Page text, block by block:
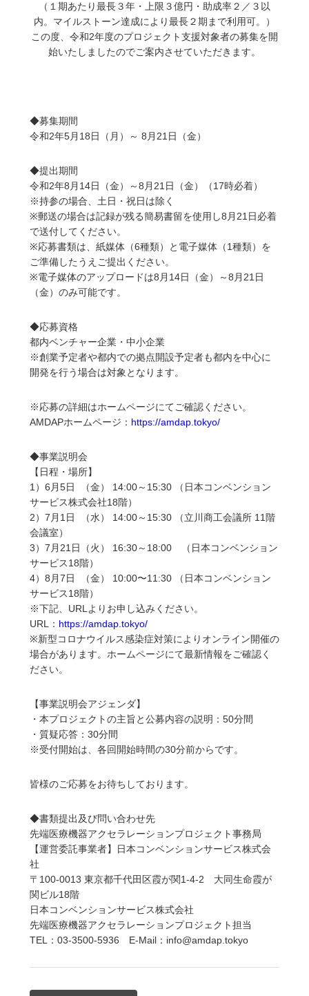
（１期あたり最長３年・上限３億円・助成率２／３以
内。マイルストーン達成により最長２期まで利用可。）
この度、令和2年度のプロジェクト支援対象者の募集を開
始いたしましたのでご案内させていただきます。
◆募集期間
令和2年5月18日（月）～ 8月21日（金）
◆提出期間
令和2年8月14日（金）～8月21日（金）（17時必着）
※持参の場合、土日・祝日は除く
※郵送の場合は記録が残る簡易書留を使用し8月21日必着
で送付してください。
※応募書類は、紙媒体（6種類）と電子媒体（1種類）を
ご準備したうえご提出ください。
※電子媒体のアップロードは8月14日（金）～8月21日
（金）のみ可能です。
◆応募資格
都内ベンチャー企業・中小企業
※創業予定者や都内での拠点開設予定者も都内を中心に
開発を行う場合は対象となります。
※応募の詳細はホームページにてご確認ください。
AMDAPホームページ： https://amdap.tokyo/
◆事業説明会
【日程・場所】
1）6月5日 （金） 14:00～15:30 （日本コンベンション
サービス株式会社18階）
2）7月1日 （水） 14:00～15:30 （立川商工会議所 11階
会議室）
3）7月21日（火） 16:30～18:00 （日本コンベンション
サービス18階）
4）8月7日 （金） 10:00〜11:30 （日本コンベンション
サービス18階）
※下記、URLよりお申し込みください。
URL： https://amdap.tokyo/
※新型コロナウイルス感染症対策によりオンライン開催の
場合があります。ホームページにて最新情報をご確認く
ださい。
【事業説明会アジェンダ】
・本プロジェクトの主旨と公募内容の説明：50分間
・質疑応答：30分間
※受付開始は、各回開始時間の30分前からです。
皆様のご応募をお待ちしております。
◆書類提出及び問い合わせ先
先端医療機器アクセラレーションプロジェクト事務局
【運営委託事業者】日本コンベンションサービス株式会
社
〒100-0013 東京都千代田区霞が関1-4-2 大同生命霞が
関ビル18階
日本コンベンションサービス株式会社
先端医療機器アクセラレーションプロジェクト担当
TEL：03-3500-5936 E-Mail：info@amdap.tokyo